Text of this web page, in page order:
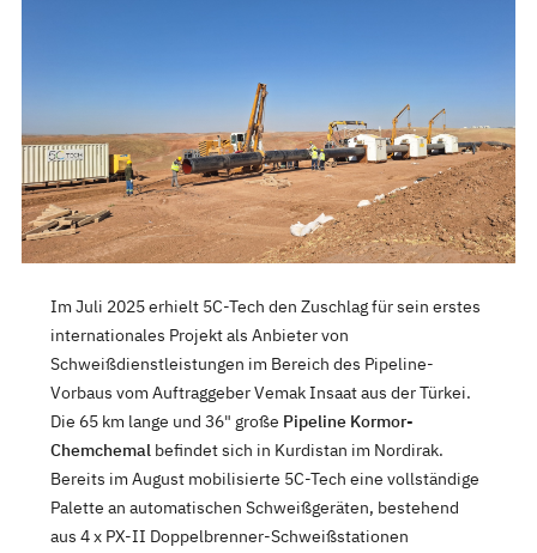
Im Juli 2025 erhielt 5C-Tech den Zuschlag für sein erstes
internationales Projekt als Anbieter von
Schweißdienstleistungen im Bereich des Pipeline-
Vorbaus vom Auftraggeber Vemak Insaat aus der Türkei.
Die 65 km lange und 36" große Pipeline Kormor-
Chemchemalbefindet sich in Kurdistan im Nordirak.
Bereits im August mobilisierte 5C-Tech eine vollständige
Palette an automatischen Schweißgeräten, bestehend
aus 4 x PX-II Doppelbrenner-Schweißstationen